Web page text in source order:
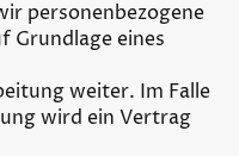
personenbezogene
Grundlage eines
weiter. Im Falle
wird ein Vertrag